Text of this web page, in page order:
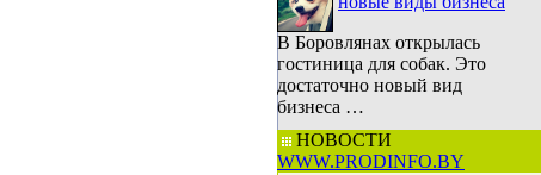
В Боровлянах открылась
гостиница для собак. Это
достаточно новый вид
бизнеса …
НОВОСТИ
WWW.PRODINFO.BY